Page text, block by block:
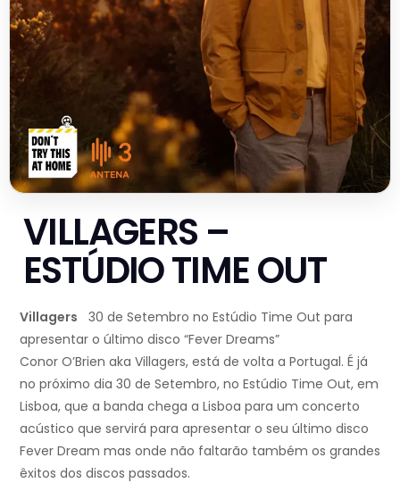
VILLAGERS –
ESTÚDIO TIME OUT
Villagers 30 de Setembro no Estúdio Time Out para
apresentar o último disco “Fever Dreams”
Conor O’Brien aka Villagers, está de volta a Portugal. É já
no próximo dia 30 de Setembro, no Estúdio Time Out, em
Lisboa, que a banda chega a Lisboa para um concerto
acústico que servirá para apresentar o seu último disco
Fever Dream mas onde não faltarão também os grandes
êxitos dos discos passados.